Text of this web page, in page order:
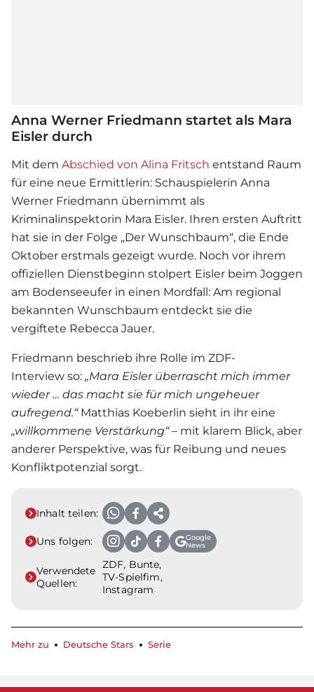
Anna Werner Friedmann startet als Mara
Eisler durch
Mit dem Abschied von Alina Fritsch entstand Raum
für eine neue Ermittlerin: Schauspielerin Anna
Werner Friedmann übernimmt als
Kriminalinspektorin Mara Eisler. Ihren ersten Auftritt
hat sie in der Folge „Der Wunschbaum“, die Ende
Oktober erstmals gezeigt wurde. Noch vor ihrem
offiziellen Dienstbeginn stolpert Eisler beim Joggen
am Bodenseeufer in einen Mordfall: Am regional
bekannten Wunschbaum entdeckt sie die
vergiftete Rebecca Jauer.
Friedmann beschrieb ihre Rolle im ZDF-
Interview so: „Mara Eisler überrascht mich immer
wieder … das macht sie für mich ungeheuer
aufregend.“Matthias Koeberlin sieht in ihr eine
„willkommene Verstärkung“– mit klarem Blick, aber
anderer Perspektive, was für Reibung und neues
Konfliktpotenzial sorgt.
Inhalt teilen:
Uns folgen:
Google
News
Verwendete
Quellen:
ZDF, Bunte,
TV-Spielfim,
Instagram
Mehr zu Deutsche Stars Serie